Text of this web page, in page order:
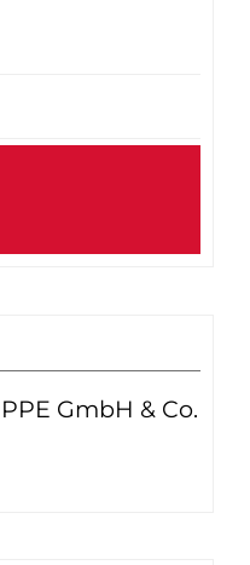
GmbH & Co.